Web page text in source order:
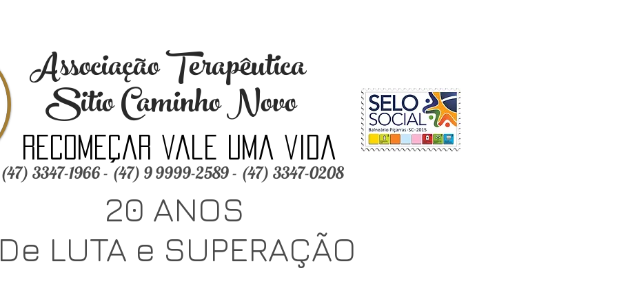
Recomeçar vale uma vida
Associação Terapêutica
Sitio Caminho Novo
(47) 3347-1966 - (47) 9 9999-2589 - (47) 3347-0208
20 ANOS
De LUTA e SUPERAÇÃO